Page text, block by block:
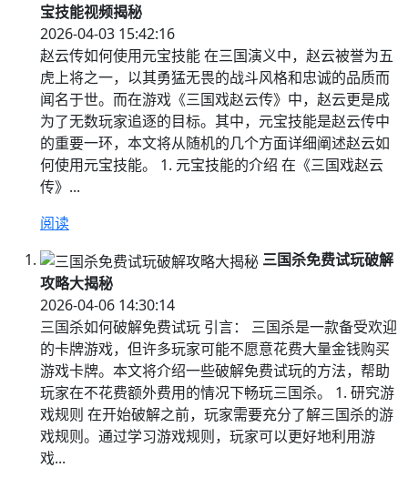
宝技能视频揭秘
2026-04-03 15:42:16
赵云传如何使用元宝技能 在三国演义中，赵云被誉为五
虎上将之一，以其勇猛无畏的战斗风格和忠诚的品质而
闻名于世。而在游戏《三国戏赵云传》中，赵云更是成
为了无数玩家追逐的目标。其中，元宝技能是赵云传中
的重要一环，本文将从随机的几个方面详细阐述赵云如
何使用元宝技能。 1. 元宝技能的介绍 在《三国戏赵云
传》...
阅读
三国杀免费试玩破解
攻略大揭秘
2026-04-06 14:30:14
三国杀如何破解免费试玩 引言： 三国杀是一款备受欢迎
的卡牌游戏，但许多玩家可能不愿意花费大量金钱购买
游戏卡牌。本文将介绍一些破解免费试玩的方法，帮助
玩家在不花费额外费用的情况下畅玩三国杀。 1. 研究游
戏规则 在开始破解之前，玩家需要充分了解三国杀的游
戏规则。通过学习游戏规则，玩家可以更好地利用游
戏...